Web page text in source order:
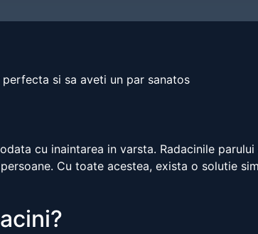
si sa aveti un par sanatos
cu inaintarea in varsta. Radacinile
Cu toate acestea, exista o solutie